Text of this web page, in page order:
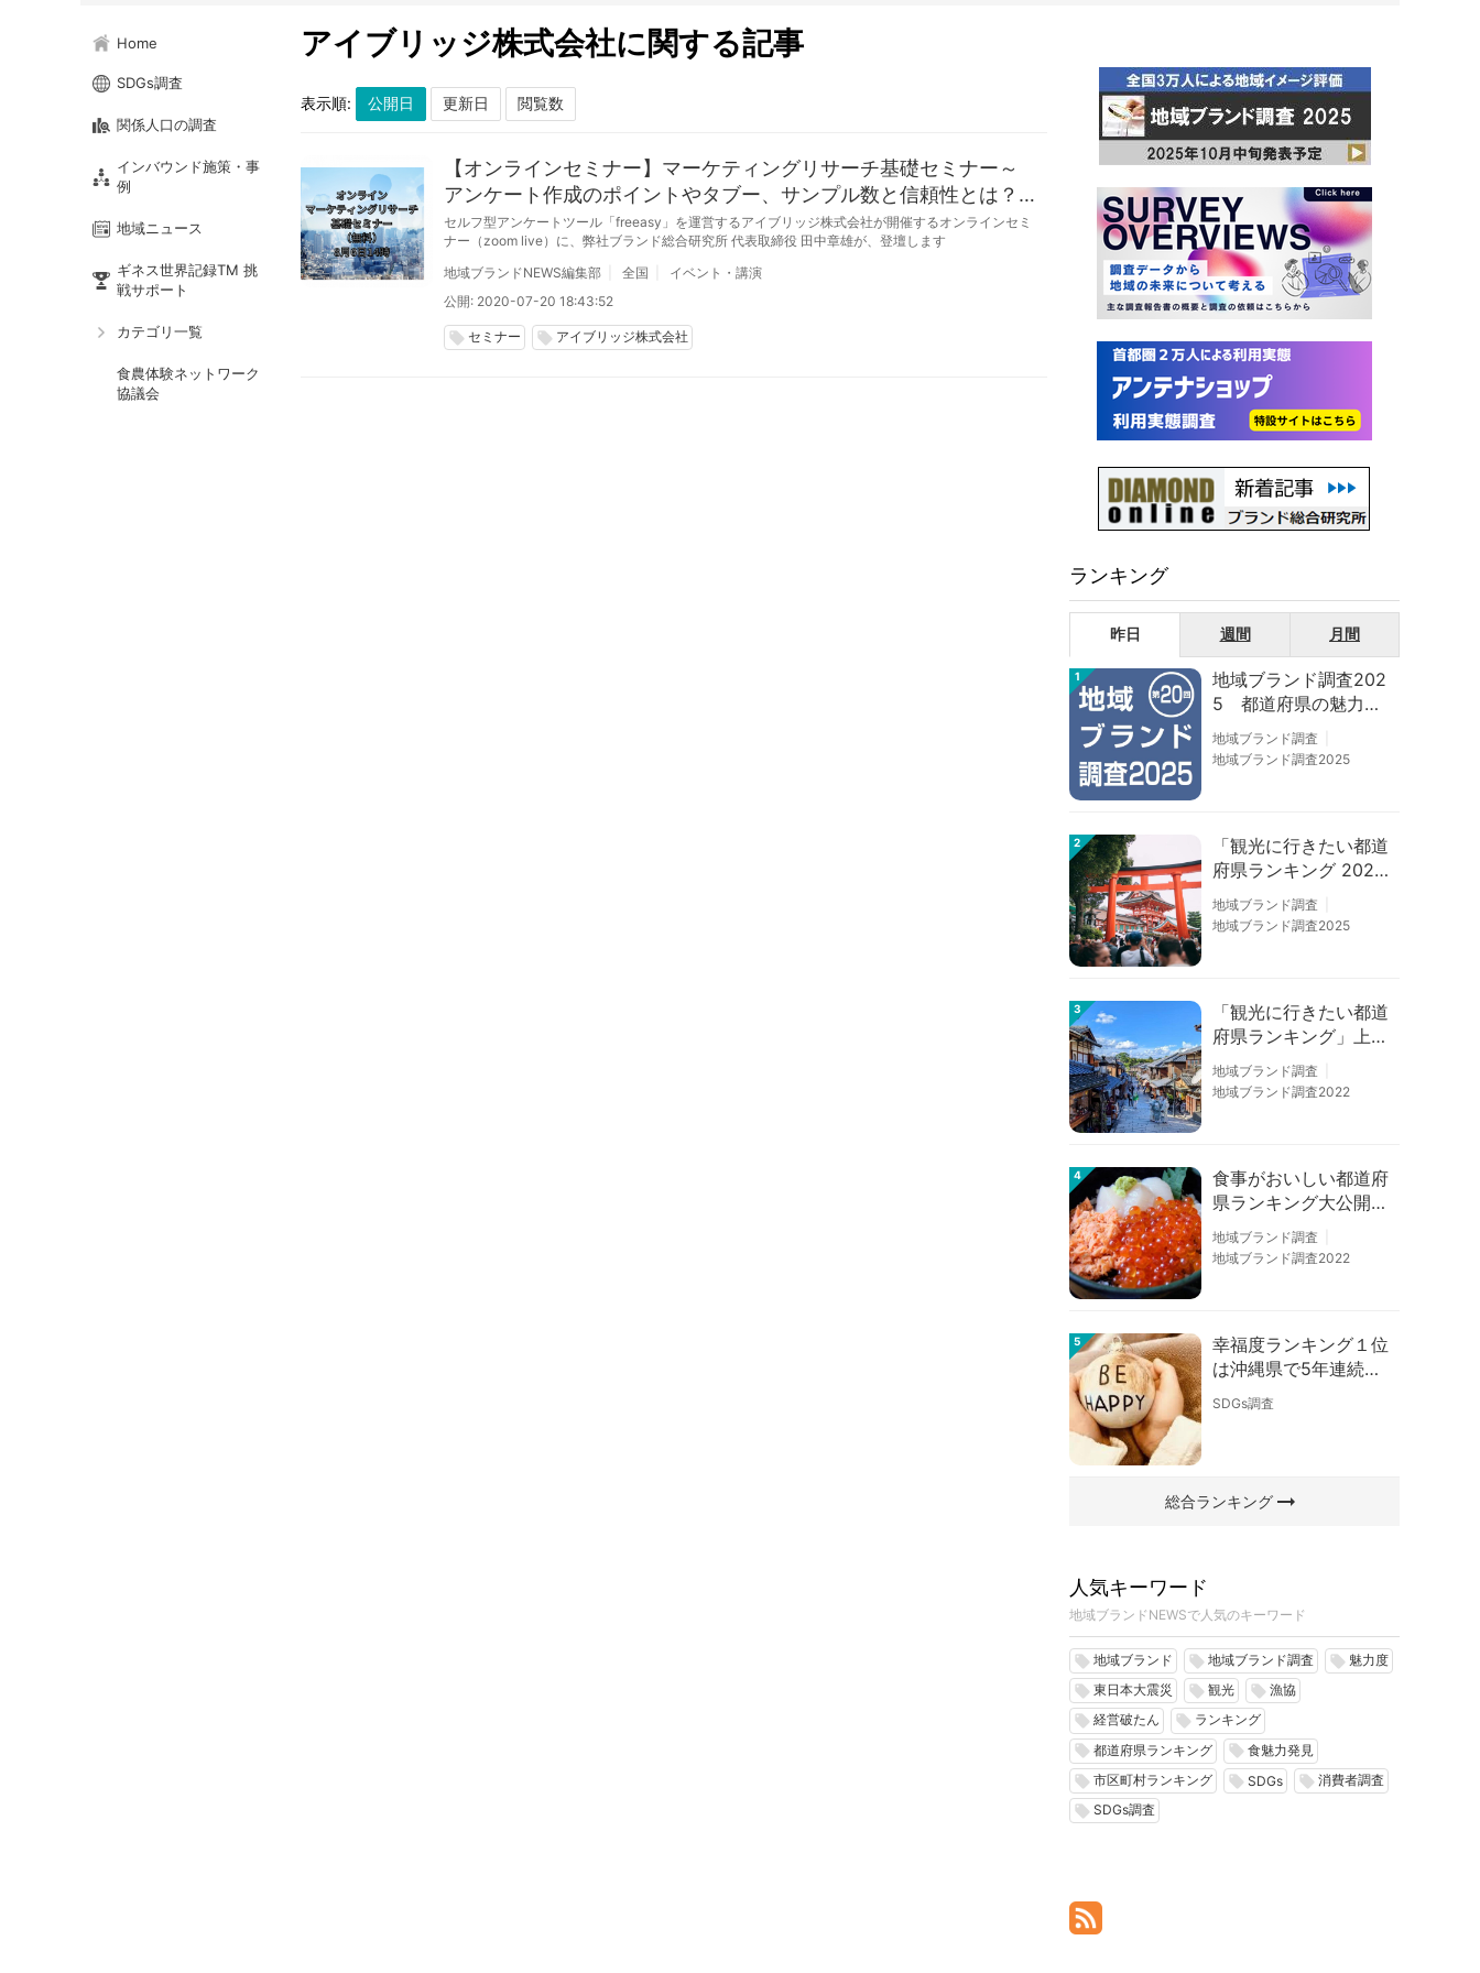
Home
SDGs調査
関係人口の調査
インバウンド施策・事
例
地域ニュース
ギネス世界記録TM 挑
戦サポート
カテゴリ一覧
食農体験ネットワーク
協議会
アイブリッジ株式会社に関する記事
表示順:
【オンラインセミナー】マーケティングリサーチ基礎セミナー～
アンケート作成のポイントやタブー、サンプル数と信頼性とは？
～
セルフ型アンケートツール「freeasy」を運営するアイブリッジ株式会社が開催するオンラインセミ
ナー（zoom live）に、弊社ブランド総合研究所 代表取締役 田中章雄が、登壇します
地域ブランドNEWS編集部
全国
イベント・講演
公開: 2020-07-20 18:43:52
local_offer セミナー local_offer アイブリッジ株式会社
ランキング
昨日 週間 月間
1
地域ブランド調査202
5 都道府県の魅力度
等調査結果
地域ブランド調査
地域ブランド調査2025
2
「観光に行きたい都道
府県ランキング 202
6」京都は低下、神奈
川上昇
地域ブランド調査
地域ブランド調査2025
3
「観光に行きたい都道
府県ランキング」上位
の順位に変動あり
地域ブランド調査
地域ブランド調査2022
4
食事がおいしい都道府
県ランキング大公開！
１位は北海道、３位は
大阪府、２位は〇〇
地域ブランド調査
地域ブランド調査2022
5
幸福度ランキング１位
は沖縄県で5年連続！
佐賀、愛知が順位上昇
【幸福度調査2026】
SDGs調査
総合ランキングarrow_right_alt
人気キーワード
地域ブランドNEWSで人気のキーワード
local_offer 地域ブランド local_offer 地域ブランド調査 local_offer 魅力度
local_offer 東日本大震災 local_offer 観光 local_offer 漁協
local_offer 経営破たん local_offer ランキング
local_offer 都道府県ランキング local_offer 食魅力発見
local_offer 市区町村ランキング local_offer SDGs local_offer 消費者調査
local_offer SDGs調査